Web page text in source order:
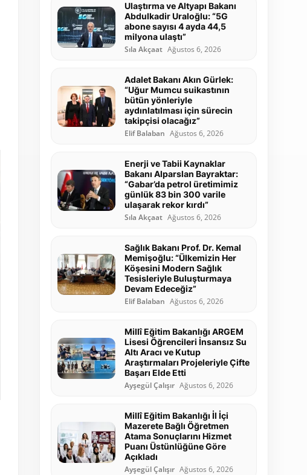
Ulaştırma ve Altyapı Bakanı
Abdulkadir Uraloğlu: “5G
abone sayısı 4 ayda 44,5
milyona ulaştı”
Sıla Akçaat Ağustos 6, 2026
Adalet Bakanı Akın Gürlek:
“Uğur Mumcu suikastının
bütün yönleriyle
aydınlatılması için sürecin
takipçisi olacağız”
Elif Balaban Ağustos 6, 2026
Enerji ve Tabii Kaynaklar
Bakanı Alparslan Bayraktar:
“Gabar’da petrol üretimimiz
günlük 83 bin 300 varile
ulaşarak rekor kırdı”
Sıla Akçaat Ağustos 6, 2026
Sağlık Bakanı Prof. Dr. Kemal
Memişoğlu: “Ülkemizin Her
Köşesini Modern Sağlık
Tesisleriyle Buluşturmaya
Devam Edeceğiz”
Elif Balaban Ağustos 6, 2026
Millî Eğitim Bakanlığı ARGEM
Lisesi Öğrencileri İnsansız Su
Altı Aracı ve Kutup
Araştırmaları Projeleriyle Çifte
Başarı Elde Etti
Ayşegül Çalışır Ağustos 6, 2026
Millî Eğitim Bakanlığı İl İçi
Mazerete Bağlı Öğretmen
Atama Sonuçlarını Hizmet
Puanı Üstünlüğüne Göre
Açıkladı
Ayşegül Çalışır Ağustos 6, 2026